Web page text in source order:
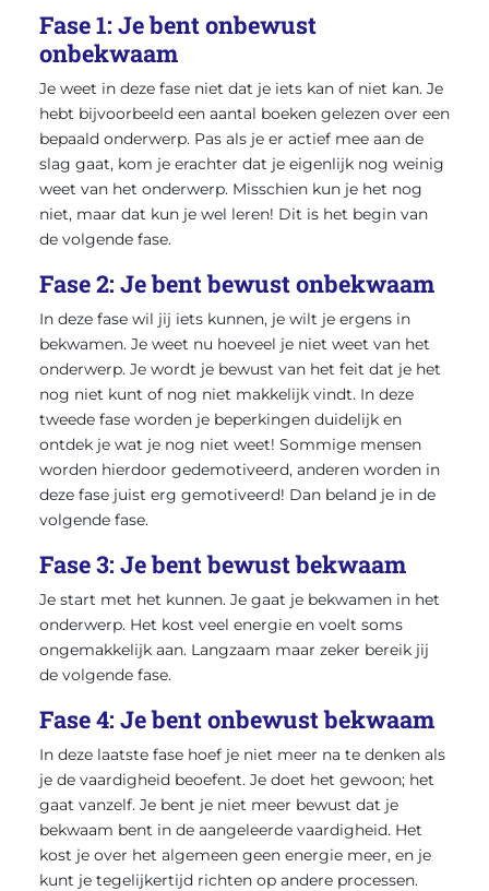
Fase 1: Je bent onbewust
onbekwaam
Je weet in deze fase niet dat je iets kan of niet kan. Je
hebt bijvoorbeeld een aantal boeken gelezen over een
bepaald onderwerp. Pas als je er actief mee aan de
slag gaat, kom je erachter dat je eigenlijk nog weinig
weet van het onderwerp. Misschien kun je het nog
niet, maar dat kun je wel leren! Dit is het begin van
de volgende fase.
Fase 2: Je bent bewust onbekwaam
In deze fase wil jij iets kunnen, je wilt je ergens in
bekwamen. Je weet nu hoeveel je niet weet van het
onderwerp. Je wordt je bewust van het feit dat je het
nog niet kunt of nog niet makkelijk vindt. In deze
tweede fase worden je beperkingen duidelijk en
ontdek je wat je nog niet weet! Sommige mensen
worden hierdoor gedemotiveerd, anderen worden in
deze fase juist erg gemotiveerd! Dan beland je in de
volgende fase.
Fase 3: Je bent bewust bekwaam
Je start met het kunnen. Je gaat je bekwamen in het
onderwerp. Het kost veel energie en voelt soms
ongemakkelijk aan. Langzaam maar zeker bereik jij
de volgende fase.
Fase 4: Je bent onbewust bekwaam
In deze laatste fase hoef je niet meer na te denken als
je de vaardigheid beoefent. Je doet het gewoon; het
gaat vanzelf. Je bent je niet meer bewust dat je
bekwaam bent in de aangeleerde vaardigheid. Het
kost je over het algemeen geen energie meer, en je
kunt je tegelijkertijd richten op andere processen.